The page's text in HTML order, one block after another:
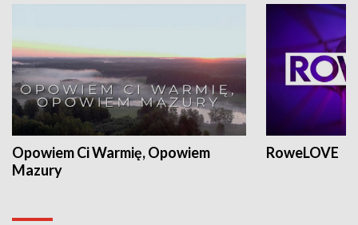
Opowiem Ci Warmię, Opowiem
Mazury
RoweLOVE